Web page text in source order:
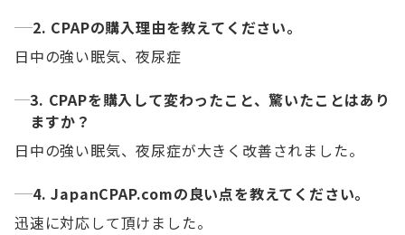
2. CPAPの購入理由を教えてください。
日中の強い眠気、夜尿症
3. CPAPを購入して変わったこと、驚いたことはあり
ますか？
日中の強い眠気、夜尿症が大きく改善されました。
4. JapanCPAP.comの良い点を教えてください。
迅速に対応して頂けました。